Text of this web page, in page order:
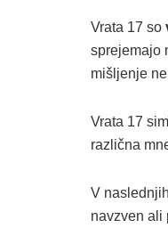
Vrata 17 so
sprejemajo
mišljenje
Vrata 17
različna
V
navzven ali